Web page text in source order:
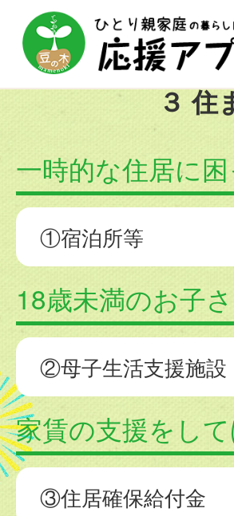
３ 住
一時的な住居に
①宿泊所等
18歳未満のお子
②母子生活支援施設
家賃の支援をし
③住居確保給付金